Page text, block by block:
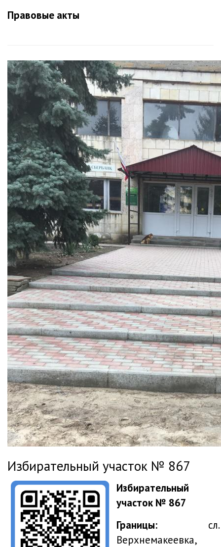
Правовые акты
Избирательный участок № 867
Избирательный
участок № 867
Границы: сл.
Верхнемакеевка,